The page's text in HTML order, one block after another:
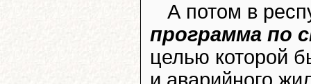
А потом в
программа по
целью которой